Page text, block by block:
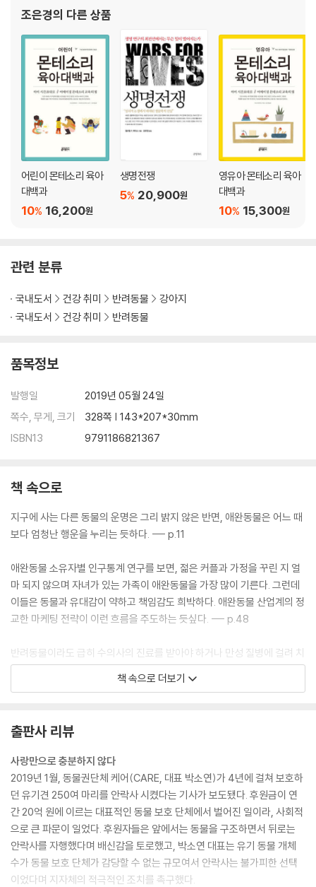
046 애완동물을 대변하며
047 결론적으로 애완동물을 기르는 것은 윤리적인가?
아대백과』, 『엄
조은경의 다른 상품
어린이 몬테소리 육아
대백과
16,200원
10%
생명전쟁
20,900원
5%
영유아 몬테소리 육아
대백과
15,300원
10%
관련 분류
국내도서 건강 취미 반려동물
강아지
국내도서
건강 취미 반려동물
품목정보
발행일
2019년 05월 24일
쪽수, 무게, 크기
328쪽 | 143*207*30mm
ISBN13
9791186821367
책 속으로
지구에 사는 다른 동물의 운명은 그리 밝지 않은 반면, 애완동물은 어느 때
보다 엄청난 행운을 누리는 듯하다. --- p.11
애완동물 소유자별 인구통계 연구를 보면, 젊은 커플과 가정을 꾸린 지 얼
마 되지 않으며 자녀가 있는 가족이 애완동물을 가장 많이 기른다. 그런데
이들은 동물과 유대감이 약하고 책임감도 희박하다. 애완동물 산업계의 정
교한 마케팅 전략이 이런 흐름을 주도하는 듯싶다. --- p.48
반려동물이라도 급히 수의사의 진료를 받아야 하거나 만성 질병에 걸려 치
료비가 올라가기 시작하면 비용을 줄이기 위해 주인이 치료 대신 안락사를
선택하는 경우가 종종 있다. --- p.106
사체를 정제해서 만들어질 수 있다는 사실 때문이다. …동물에게 동족의
고기를 먹인다는 문제의 소지는 희박하나, 개와 고양이 사료에 안락사에
사용되는 마취제 펜토바르비탈이 들어갈 가능성은 심각한 우려를 낳는다.
--- p.118
갇힌 상태가 지속되면 동물은 비정상적인 행동을 한다. 이는 가끔 서성거
리고, 빙글빙글 돌고, 몸 흔들기를 되풀이하는 상동증으로 발전한다. 반복
적인 행동은 먹이를 사냥하고, 사회적 교류를 하거나, 포식자에게서 숨는
등 동기부여가 강한 행동을 할 수 없을 때 나타난다. --- p.167
책 속으로 더보기
출판사 리뷰
사랑만으로 충분하지 않다
2019년 1월, 동물권단체 케어(CARE, 대표 박소연)가 4년에 걸쳐 보호하
던 유기견 250여 마리를 안락사 시켰다는 기사가 보도됐다. 후원금이 연
간 20억 원에 이르는 대표적인 동물 보호 단체에서 벌어진 일이라, 사회적
으로 큰 파문이 일었다. 후원자들은 앞에서는 동물을 구조하면서 뒤로는
안락사를 자행했다며 배신감을 토로했고, 박소연 대표는 유기 동물 개체
수가 동물 보호 단체가 감당할 수 없는 규모여서 안락사는 불가피한 선택
이었다며 지자체의 적극적인 조치를 촉구했다.